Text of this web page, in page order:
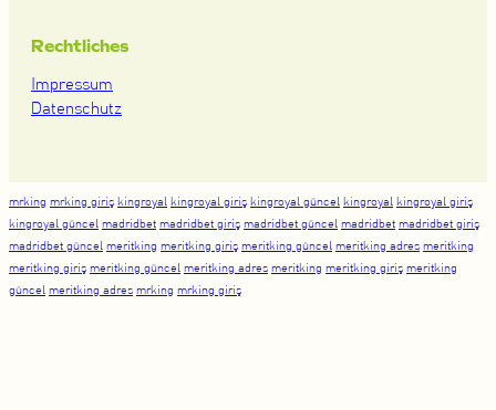
Rechtliches
Impressum
Datenschutz
mrking mrking giriş kingroyal kingroyal giriş kingroyal güncel kingroyal kingroyal giriş
kingroyal güncel madridbet madridbet giriş madridbet güncel madridbet madridbet giriş
madridbet güncel meritking meritking giriş meritking güncel meritking adres meritking
meritking giriş meritking güncel meritking adres meritking meritking giriş meritking
güncel meritking adres mrking mrking giriş